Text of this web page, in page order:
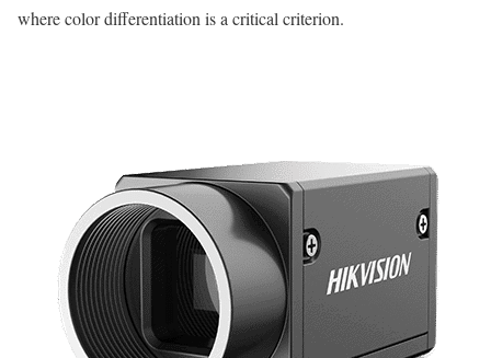
where color differentiation is a critical criterion.